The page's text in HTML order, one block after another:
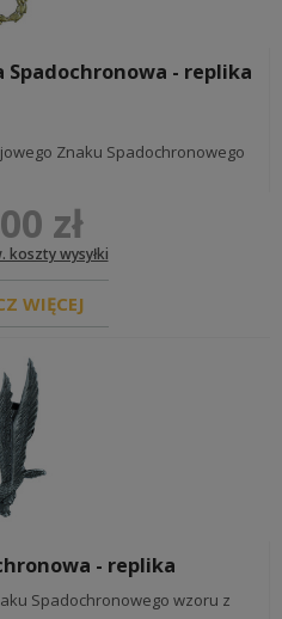
Spadochronowa - replika
Znaku Spadochronowego
zł
koszty wysyłki
WIĘCEJ
- replika
Spadochronowego wzoru z